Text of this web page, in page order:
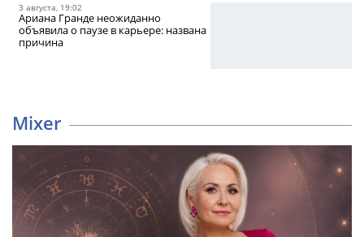
3 августа, 19:02
Ариана Гранде неожиданно
объявила о паузе в карьере: названа
причина
Mixer